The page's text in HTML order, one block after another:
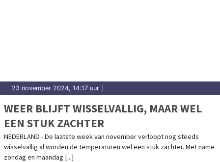
23 november 2024, 14:17 uur
WEER BLIJFT WISSELVALLIG, MAAR WEL
EEN STUK ZACHTER
NEDERLAND - De laatste week van november verloopt nog steeds
wisselvallig al worden de temperaturen wel een stuk zachter. Met name
zondag en maandag [...]